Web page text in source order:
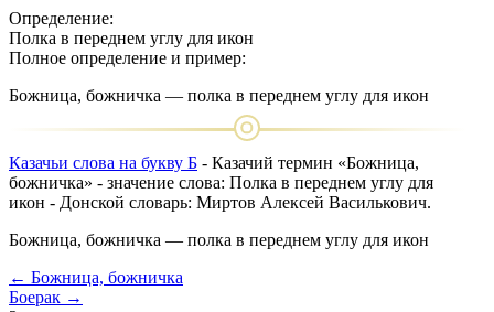
Определение:
Полка в переднем углу для икон
Полное определение и пример:
Божница, божничка — полка в переднем углу для икон
Казачьи слова на букву Б - Казачий термин «Божница,
божничка» - значение слова: Полка в переднем углу для
икон - Донской словарь: Миртов Алексей Василькович.
Божница, божничка — полка в переднем углу для икон
← Божница, божничка
Боерак →